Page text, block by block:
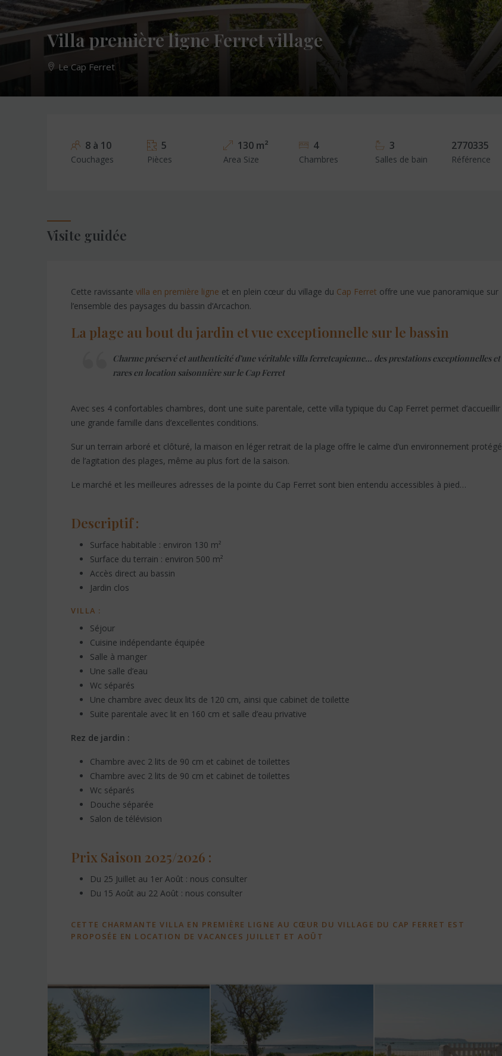
Villa première ligne Ferret village
Le Cap Ferret
8 à 10
Couchages
5
Pièces
130 m²
Area Size
4
Chambres
3
Salles de bain
2770335
Référence
Visite guidée
Cette ravissante villa en première ligne et en plein cœur du village du Cap Ferret offre une vue panoramique sur
l’ensemble des paysages du bassin d’Arcachon.
La plage au bout du jardin et vue exceptionnelle sur le bassin
Charme préservé et authenticité d’une véritable villa ferretcapienne… des prestations exceptionnelles et
rares en location saisonnière sur le Cap Ferret
Avec ses 4 confortables chambres, dont une suite parentale, cette villa typique du Cap Ferret permet d’accueillir
une grande famille dans d’excellentes conditions.
Sur un terrain arboré et clôturé, la maison en léger retrait de la plage offre le calme d’un environnement protégé
de l’agitation des plages, même au plus fort de la saison.
Le marché et les meilleures adresses de la pointe du Cap Ferret sont bien entendu accessibles à pied…
Descriptif :
Surface habitable : environ 130 m²
Surface du terrain : environ 500 m²
Accès direct au bassin
Jardin clos
VILLA :
Séjour
Cuisine indépendante équipée
Salle à manger
Une salle d’eau
Wc séparés
Une chambre avec deux lits de 120 cm, ainsi que cabinet de toilette
Suite parentale avec lit en 160 cm et salle d’eau privative
Rez de jardin :
Chambre avec 2 lits de 90 cm et cabinet de toilettes
Chambre avec 2 lits de 90 cm et cabinet de toilettes
Wc séparés
Douche séparée
Salon de télévision
Prix Saison 2025/2026 :
Du 25 Juillet au 1er Août : nous consulter
Du 15 Août au 22 Août : nous consulter
CETTE CHARMANTE VILLA EN PREMIÈRE LIGNE AU CŒUR DU VILLAGE DU CAP FERRET EST
PROPOSÉE EN LOCATION DE VACANCES JUILLET ET AOÛT